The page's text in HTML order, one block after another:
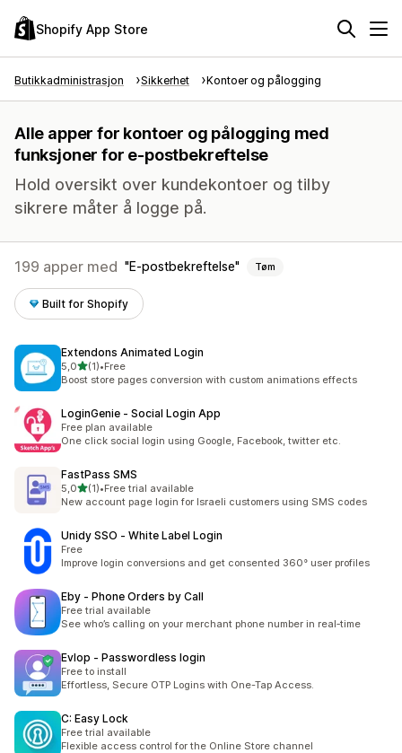
Shopify App Store
Butikkadministrasjon Sikkerhet Kontoer og pålogging
Alle apper for kontoer og pålogging med
funksjoner for e-postbekreftelse
Hold oversikt over kundekontoer og tilby
sikrere måter å logge på.
199 apper med E-postbekreftelse Tøm
Built for Shopify
Extendons Animated Login
5,0av 5 stjerner
(1)
Totalt 1 omtaler
•Free
Boost store pages conversion with custom animations effects
LoginGenie ‑ Social Login App
Free plan available
One click social login using Google, Facebook, twitter etc.
FastPass SMS
5,0av 5 stjerner
(1)
Totalt 1 omtaler
•Free trial available
New account page login for Israeli customers using SMS codes
Unidy SSO ‑ White Label Login
Free
Improve login conversions and get consented 360° user profiles
Eby ‑ Phone Orders by Call
Free trial available
See who’s calling on your merchant phone number in real‑time
Evlop ‑ Passwordless login
Free to install
Effortless, Secure OTP Logins with One-Tap Access.
C: Easy Lock
Free trial available
Flexible access control for the Online Store channel